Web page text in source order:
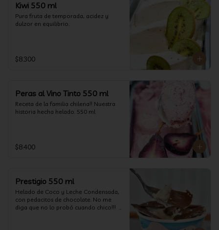
Kiwi 550 ml
Pura fruta de temporada, acidez y
dulzor en equilibrio.
$8.300
Peras al Vino Tinto 550 ml
Receta de la familia chilena!! Nuestra
historia hecha helado. 550 ml
$8.400
Prestigio 550 ml
Helado de Coco y Leche Condensada,
con pedacitos de chocolate. No me
diga que no lo probó cuando chico!!!